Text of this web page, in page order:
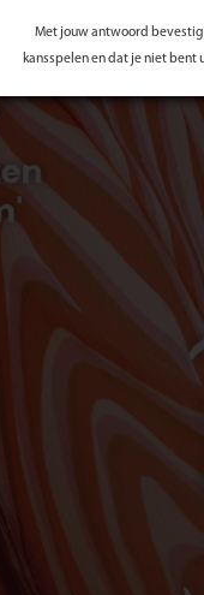
Met jouw antwoord bevestig
kansspelen en dat je niet bent